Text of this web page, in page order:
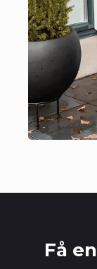
Få